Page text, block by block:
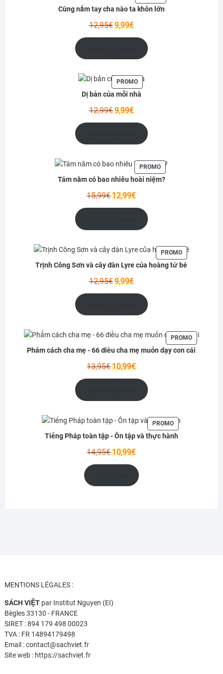
EN
Cùng nắm tay cha nào ta khôn lớn
12,95€Le
9,99€Le
actuel
est :
PROMOPRODUIT
EN
Dị bản của mỗi nhà
12,99€Le
9,99€Le
actuel
est :
PROMOPRODUIT
EN
Tám năm có bao nhiêu hoài niệm?
15,99€Le
12,99€Le
actuel
est :
PROMOPRODUIT
EN
Trịnh Công Sơn và cây đàn Lyre của hoàng tử bé
12,95€Le
9,99€Le
actuel
est :
PROMOPRODUIT
EN
Phẩm cách cha mẹ - 66 điều cha mẹ muốn dạy con cái
13,95€Le
10,99€Le
actuel
est :
PROMOPRODUIT
EN
Tiếng Pháp toàn tập - Ôn tập và thực hành
14,95€Le
10,99€Le
actuel
est :
MENTIONS LÉGALES :
SÁCH VIỆTpar Institut Nguyen (EI)
Bègles 33130 - FRANCE
SIRET : 894 179 498 00023
TVA : FR 14894179498
Email : contact@sachviet.fr
Site web : https://sachviet.fr